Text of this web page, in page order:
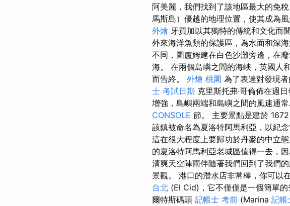
阿美麗，我們找到了該地區最大的免
馬斯島）優越的地理位置，使其成為
外燴 牙買加以其獨特的傳統和文化而
外來海洋魚類的保護區，為水面和深
不同，圖盧姆建在白色沙灘旁邊，在
海。 在兩個島嶼之間的海峽，英國人
而告終。 外燴 桃園 為了表達對發現
士 考試日期 克里斯托弗·哥倫佈在週
增強，島嶼兩端和島嶼之間的風速通
CONSOLE 節。 主要景點是建於
該鎮被命名為夏洛特阿馬利亞，以紀
這在很大程度上要歸功於丹麥的中立
的夏洛特阿馬利亞老城區值得一去，
清爽天空陣雨伴隨著我們回到了我們的
景觀。 港口的潛水店非常棒，你可以
台北 (El Cid)，它不僅僅是一個簡單
爾特斯碼頭 記帳士 考前 (Marina 記帳